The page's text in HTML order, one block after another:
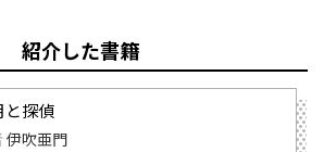
紹介した書籍
と探偵
伊吹亜門